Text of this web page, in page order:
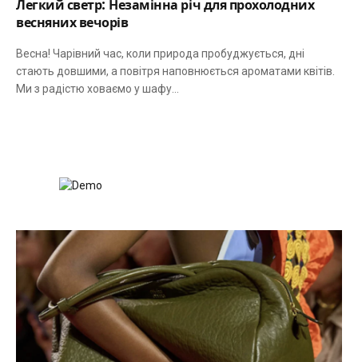
Легкий светр: Незамінна річ для прохолодних
весняних вечорів
Весна! Чарівний час, коли природа пробуджується, дні
стають довшими, а повітря наповнюється ароматами квітів.
Ми з радістю ховаємо у шафу…